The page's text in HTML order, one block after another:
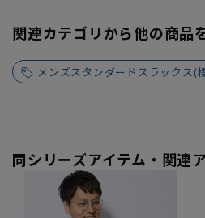
関連カテゴリから他の商品
メンズスタンダードスラックス(
同シリーズアイテム・関連